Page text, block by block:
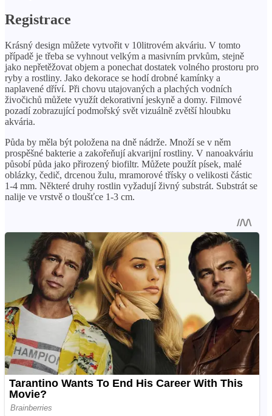
Registrace
Krásný design můžete vytvořit v 10litrovém akváriu. V tomto
případě je třeba se vyhnout velkým a masivním prvkům, stejně
jako nepřetěžovat objem a ponechat dostatek volného prostoru pro
ryby a rostliny. Jako dekorace se hodí drobné kamínky a
naplavené dříví. Při chovu utajovaných a plachých vodních
živočichů můžete využít dekorativní jeskyně a domy. Filmové
pozadí zobrazující podmořský svět vizuálně zvětší hloubku
akvária.
Půda by měla být položena na dně nádrže. Množí se v něm
prospěšné bakterie a zakořeňují akvarijní rostliny. V nanoakváriu
působí půda jako přirozený biofiltr. Můžete použít písek, malé
oblázky, čedič, drcenou žulu, mramorové třísky o velikosti částic
1-4 mm. Některé druhy rostlin vyžadují živný substrát. Substrát se
nalije ve vrstvě o tloušťce 1-3 cm.